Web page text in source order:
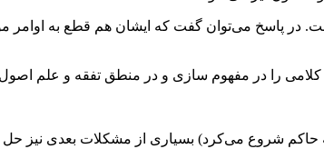
پاسخ می‌توان گفت که ایشان هم قطع به اوامر
کلامی را در مفهوم سازی و در منطق تفقه و علم
حاکم شروع می‌کرد) بسیاری از مشکلات بعدی نیز حل